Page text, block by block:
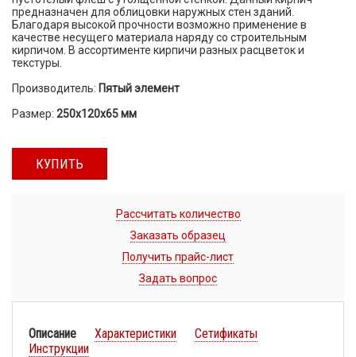
предназначен для облицовки наружных стен зданий.
Благодаря высокой прочности возможно применение в
качестве несущего материала наряду со строительным
кирпичом. В ассортименте кирпичи разных расцветок и
текстуры.
Производитель: Пятый элемент
Размер: 250х120х65 мм
КУПИТЬ
Рассчитать количество
Заказать образец
Получить прайс-лист
Задать вопрос
Описание Характеристики
Сетификаты
Инструкции